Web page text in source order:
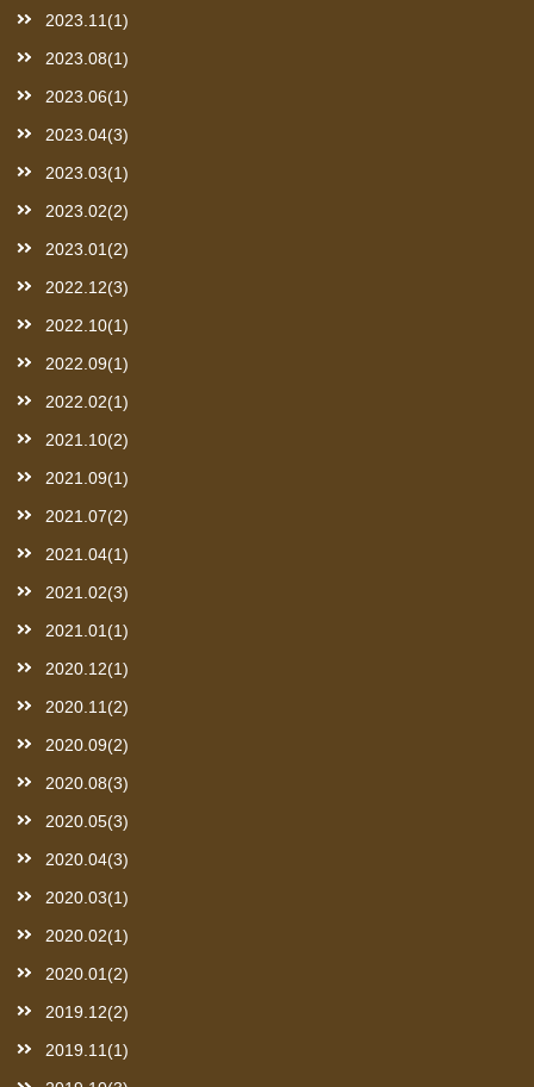
2023.11(1)
2023.08(1)
2023.06(1)
2023.04(3)
2023.03(1)
2023.02(2)
2023.01(2)
2022.12(3)
2022.10(1)
2022.09(1)
2022.02(1)
2021.10(2)
2021.09(1)
2021.07(2)
2021.04(1)
2021.02(3)
2021.01(1)
2020.12(1)
2020.11(2)
2020.09(2)
2020.08(3)
2020.05(3)
2020.04(3)
2020.03(1)
2020.02(1)
2020.01(2)
2019.12(2)
2019.11(1)